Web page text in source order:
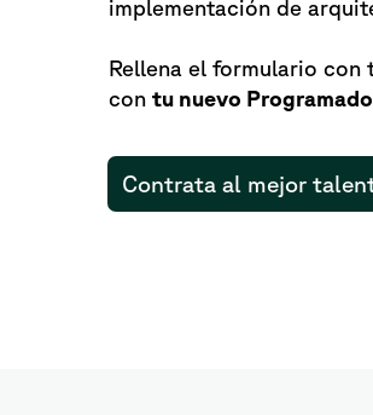
implementación de
Rellena el formulario con
con tu nuevo
Contrata al mejor